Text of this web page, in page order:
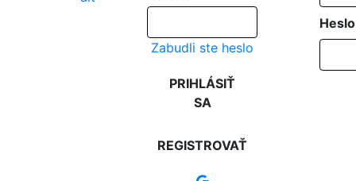
Zabudli ste heslo
PRIHLÁSIŤ
SA
REGISTROVAŤ